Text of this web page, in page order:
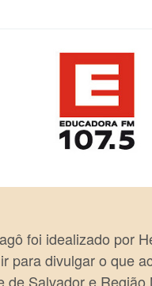
foi idealizado por
para divulgar o que
de Salvador e Região